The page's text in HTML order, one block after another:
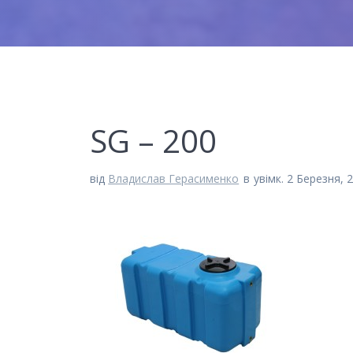
SG – 200
від Владислав Герасименко в увімк. 2 Березня,